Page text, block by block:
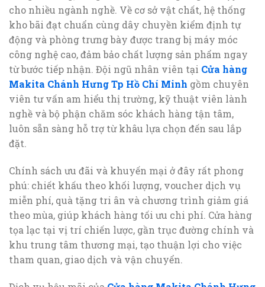
cho nhiều ngành nghề. Về cơ sở vật chất, hệ thống
kho bãi đạt chuẩn cùng dây chuyền kiểm định tự
động và phòng trưng bày được trang bị máy móc
công nghệ cao, đảm bảo chất lượng sản phẩm ngay
từ bước tiếp nhận. Đội ngũ nhân viên tại Cửa hàng
Makita Chánh Hưng Tp Hồ Chí Minh gồm chuyên
viên tư vấn am hiểu thị trường, kỹ thuật viên lành
nghề và bộ phận chăm sóc khách hàng tận tâm,
luôn sẵn sàng hỗ trợ từ khâu lựa chọn đến sau lắp
đặt.
Chính sách ưu đãi và khuyến mại ở đây rất phong
phú: chiết khấu theo khối lượng, voucher dịch vụ
miễn phí, quà tặng tri ân và chương trình giảm giá
theo mùa, giúp khách hàng tối ưu chi phí. Cửa hàng
tọa lạc tại vị trí chiến lược, gần trục đường chính và
khu trung tâm thương mại, tạo thuận lợi cho việc
tham quan, giao dịch và vận chuyển.